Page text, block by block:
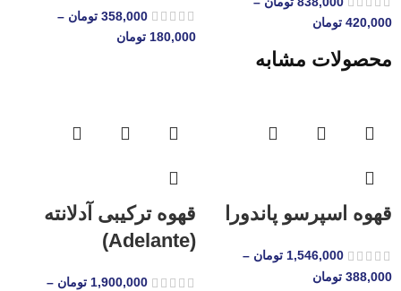
420,000 تومان 358,000 تومان –
180,000 تومان
محصولات مشابه
قهوه اسپرسو پاندورا
1,546,000 تومان –
388,000 تومان
قهوه ترکیبی آدلانته
(Adelante)
1,900,000 تومان –